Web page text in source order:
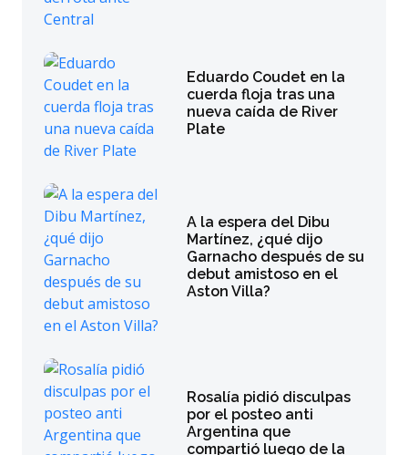
Eduardo Coudet en la
cuerda floja tras una
nueva caída de River
Plate
A la espera del Dibu
Martínez, ¿qué dijo
Garnacho después de su
debut amistoso en el
Aston Villa?
Rosalía pidió disculpas
por el posteo anti
Argentina que
compartió luego de la